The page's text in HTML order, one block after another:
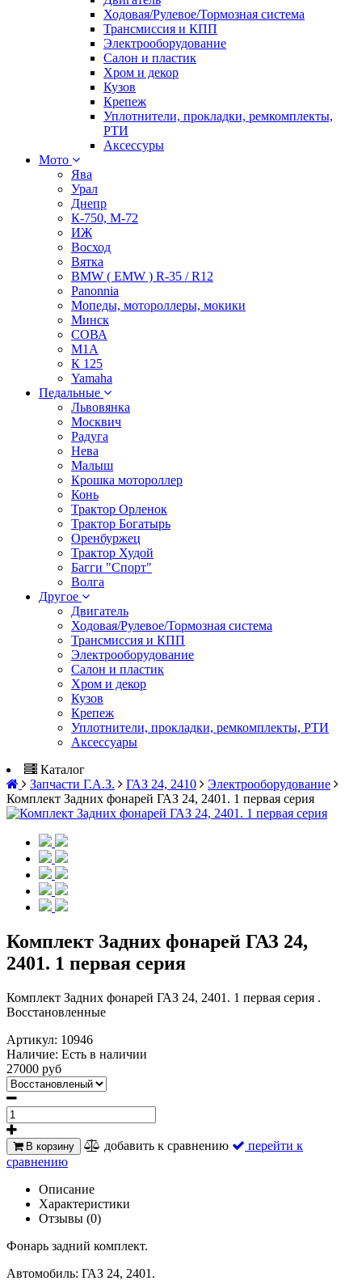
Ходовая/Рулевое/Тормозная система
Трансмиссия и КПП
Электрооборудование
Салон и пластик
Хром и декор
Кузов
Крепеж
Уплотнители, прокладки, ремкомплекты,
РТИ
Аксессуры
Мото
Ява
Урал
Днепр
К-750, М-72
ИЖ
Восход
Вятка
BMW ( EMW ) R-35 / R12
Panonnia
Мопеды, мотороллеры, мокики
Минск
СОВА
М1А
К 125
Yamaha
Педальные
Львовянка
Москвич
Радуга
Нева
Малыш
Крошка мотороллер
Конь
Трактор Орленок
Трактор Богатырь
Оренбуржец
Трактор Худой
Багги "Спорт"
Волга
Другое
Двигатель
Ходовая/Рулевое/Тормозная система
Трансмиссия и КПП
Электрооборудование
Салон и пластик
Хром и декор
Кузов
Крепеж
Уплотнители, прокладки, ремкомплекты, РТИ
Аксессуары
Каталог
Запчасти Г.А.З.
ГАЗ 24, 2410
Электрооборудование
Комплект Задних фонарей ГАЗ 24, 2401. 1 первая серия
Комплект Задних фонарей ГАЗ 24,
2401. 1 первая серия
Комплект Задних фонарей ГАЗ 24, 2401. 1 первая серия .
Восстановленные
Артикул: 10946
Наличие: Есть в наличии
27000 руб
В корзину добавить к сравнению
перейти к
сравнению
Описание
Характеристики
Отзывы (0)
Фонарь задний комплект.
Автомобиль: ГАЗ 24, 2401.